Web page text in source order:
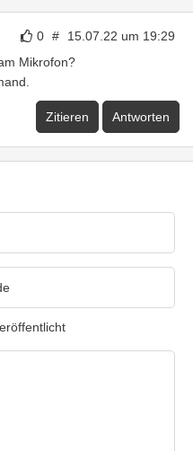
0 # 15.07.22 um 19:29
Mikrofon?
Zitieren Antworten